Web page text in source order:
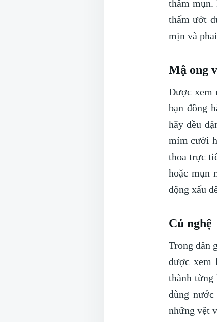
thâm mụn.
thấm ướt
mịn và
Mậ ong
Được xem
bạn đồng
hãy đều
mỉm cười
thoa trực
hoặc mụn
động xấu
Củ nghệ
Trong dân
được xem
thành từng
dùng
những vệt